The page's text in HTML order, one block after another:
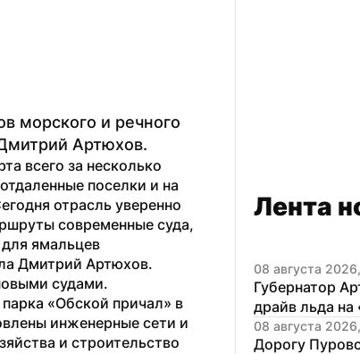
морского и речного
Артюхов.
всего за несколько
поселки и на
отрасль уверенно
современные суда,
ямальцев
Дмитрий Артюхов.
судами.
«Обской причал» в
инженерные сети и
и строительство
Лента
08 августа
Губернатор
драйв льда
08 августа
Дорогу